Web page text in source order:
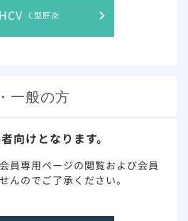
情報は、医師または薬剤師による指導に
サイトマップ
HCV C型肝炎
一般の方
向けとなります。
員専用ページの閲覧および会員
んのでご了承ください。